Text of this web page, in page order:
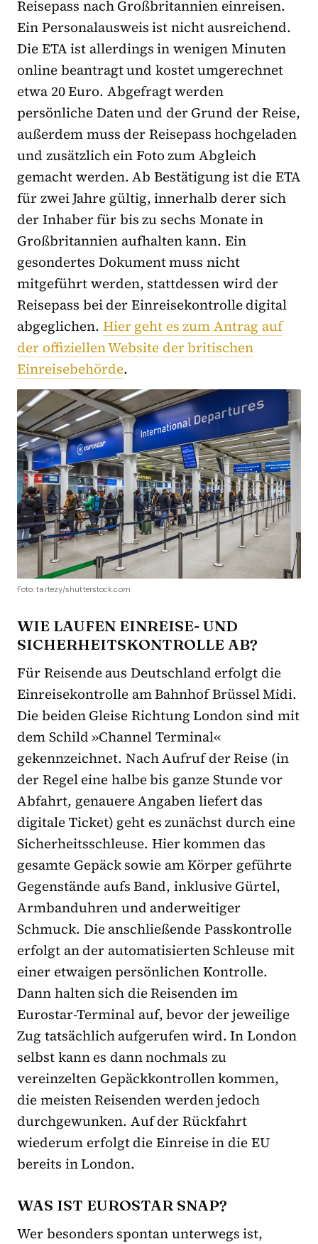
Reisepass nach Großbritannien einreisen.
Ein Personalausweis ist nicht ausreichend.
Die ETA ist allerdings in wenigen Minuten
online beantragt und kostet umgerechnet
etwa 20 Euro. Abgefragt werden
persönliche Daten und der Grund der Reise,
außerdem muss der Reisepass hochgeladen
und zusätzlich ein Foto zum Abgleich
gemacht werden. Ab Bestätigung ist die ETA
für zwei Jahre gültig, innerhalb derer sich
der Inhaber für bis zu sechs Monate in
Großbritannien aufhalten kann. Ein
gesondertes Dokument muss nicht
mitgeführt werden, stattdessen wird der
Reisepass bei der Einreisekontrolle digital
abgeglichen. Hier geht es zum Antrag auf
der offiziellen Website der britischen
Einreisebehörde.
Foto: tartezy/shutterstock.com
WIE LAUFEN EINREISE- UND
SICHERHEITSKONTROLLE AB?
Für Reisende aus Deutschland erfolgt die
Einreisekontrolle am Bahnhof Brüssel Midi.
Die beiden Gleise Richtung London sind mit
dem Schild »Channel Terminal«
gekennzeichnet. Nach Aufruf der Reise (in
der Regel eine halbe bis ganze Stunde vor
Abfahrt, genauere Angaben liefert das
digitale Ticket) geht es zunächst durch eine
Sicherheitsschleuse. Hier kommen das
gesamte Gepäck sowie am Körper geführte
Gegenstände aufs Band, inklusive Gürtel,
Armbanduhren und anderweitiger
Schmuck. Die anschließende Passkontrolle
erfolgt an der automatisierten Schleuse mit
einer etwaigen persönlichen Kontrolle.
Dann halten sich die Reisenden im
Eurostar-Terminal auf, bevor der jeweilige
Zug tatsächlich aufgerufen wird. In London
selbst kann es dann nochmals zu
vereinzelten Gepäckkontrollen kommen,
die meisten Reisenden werden jedoch
durchgewunken. Auf der Rückfahrt
wiederum erfolgt die Einreise in die EU
bereits in London.
WAS IST EUROSTAR SNAP?
Wer besonders spontan unterwegs ist,